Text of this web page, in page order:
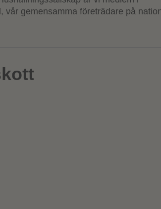
vår gemensamma företrädare på